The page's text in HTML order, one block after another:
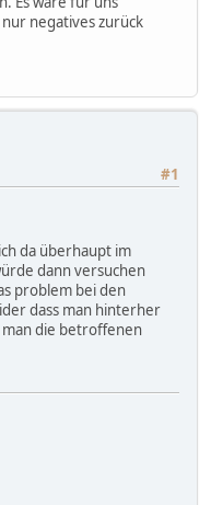
nur negatives zurück
#1
da überhaupt im
dann versuchen
problem bei den
dass man hinterher
man die betroffenen